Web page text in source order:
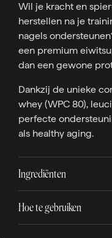
Wil je kracht en
herstellen na je
nagels
een premium
dan een gewone
Dankzij de unieke
whey (WPC 80),
perfecte
als healthy aging.
Ingrediënten
Hoe te gebruiken